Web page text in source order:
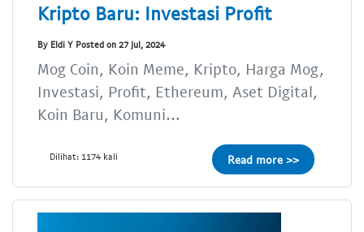
Kripto Baru: Investasi Profit
By Eldi Y Posted on 27 Jul, 2024
Mog Coin, Koin Meme, Kripto, Harga Mog,
Investasi, Profit, Ethereum, Aset Digital,
Koin Baru, Komuni...
Dilihat: 1174 kali Read more >>